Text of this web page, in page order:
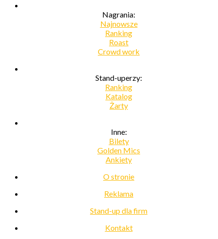
Nagrania:
Najnowsze
Ranking
Roast
Crowd work
Stand-uperzy:
Ranking
Katalog
Żarty
Inne:
Bilety
Golden Mics
Ankiety
O stronie
Reklama
Stand-up dla firm
Kontakt